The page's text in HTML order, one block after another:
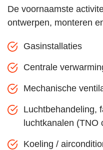
De voornaamste
ontwerpen, monteren
Gasinstallaties
Centrale
Mechanische
Luchtbehandeling,
luchtkanalen
Koeling /